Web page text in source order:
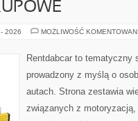
2026 MOŻLIWOŚĆ
Rentdabcar to tematyczny
prowadzony z myślą o
autach. Strona zestawia
związanych z